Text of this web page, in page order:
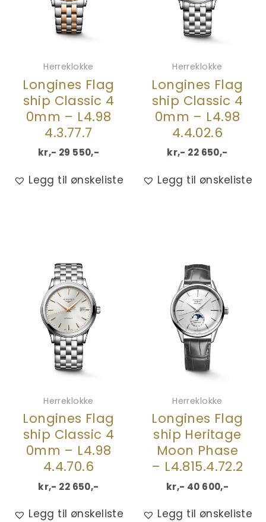
Herreklokke
Longines Flag
ship Classic 4
0mm – L4.98
4.3.77.7
kr,- 29 550,-
Legg til ønskeliste
Herreklokke
Longines Flag
ship Classic 4
0mm – L4.98
4.4.02.6
kr,- 22 650,-
Legg til ønskeliste
Herreklokke
Longines Flag
ship Classic 4
0mm – L4.98
4.4.70.6
kr,- 22 650,-
Legg til ønskeliste
Herreklokke
Longines Flag
ship Heritage
Moon Phase
– L4.815.4.72.2
kr,- 40 600,-
Legg til ønskeliste